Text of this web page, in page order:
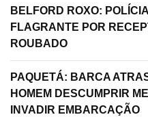
BELFORD ROXO:
FLAGRANTE POR
ROUBADO
PAQUETÁ: BARCA
HOMEM DESCUMPRIR
INVADIR EMBARCAÇÃO